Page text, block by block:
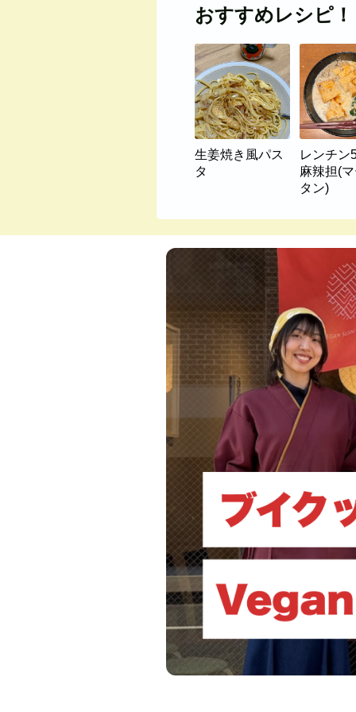
おすすめレシピ！
生姜焼き風パス
タ
レンチン
麻辣担(
タン)